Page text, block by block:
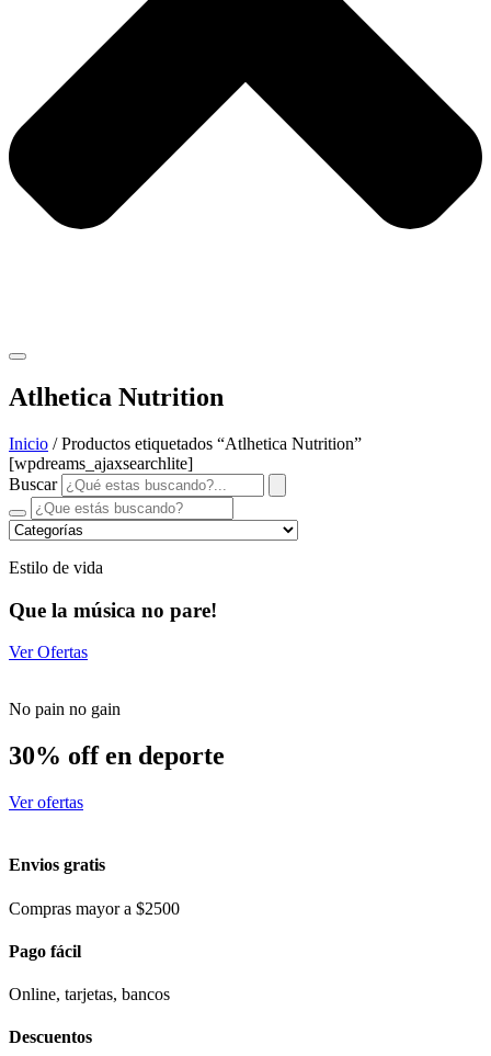
Atlhetica Nutrition
Inicio / Productos etiquetados “Atlhetica Nutrition”
[wpdreams_ajaxsearchlite]
Buscar
Estilo de vida
Que la música no pare!
Ver Ofertas
No pain no gain
30% off en deporte
Ver ofertas
Envios gratis
Compras mayor a $2500
Pago fácil
Online, tarjetas, bancos
Descuentos